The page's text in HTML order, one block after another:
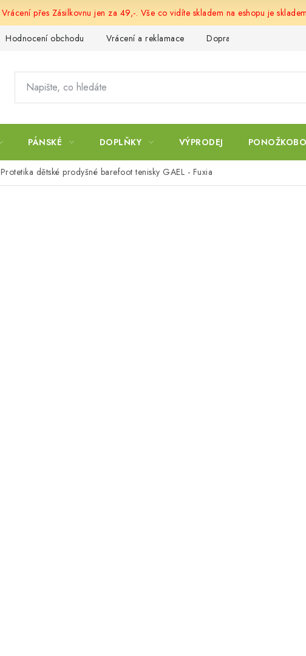
Vrácení přes Zásilkovnu jen za 49,-. Vše co vidíte skladem na eshopu je
Hodnocení obchodu Vrácení a reklamace Doprava a platba
PÁNSKÉ DOPLŇKY VÝPRODEJ
Protetika dětské prodyšné barefoot tenisky GAEL - Fuxia